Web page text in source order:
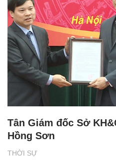
THỜI SỰ
Tân Giám đốc Sở
Hồng Sơn